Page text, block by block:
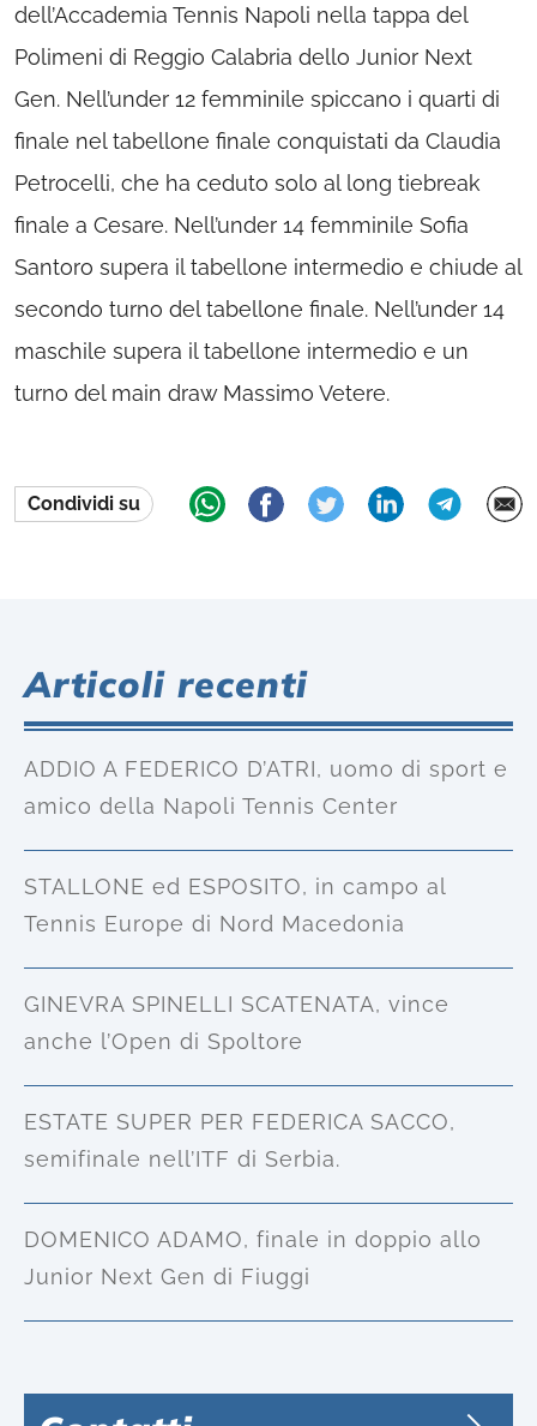
dell’Accademia Tennis Napoli nella tappa del
Polimeni di Reggio Calabria dello Junior Next
Gen. Nell’under 12 femminile spiccano i quarti di
finale nel tabellone finale conquistati da Claudia
Petrocelli, che ha ceduto solo al long tiebreak
finale a Cesare. Nell’under 14 femminile Sofia
Santoro supera il tabellone intermedio e chiude al
secondo turno del tabellone finale. Nell’under 14
maschile supera il tabellone intermedio e un
turno del main draw Massimo Vetere.
Condividi su
Articoli recenti
ADDIO A FEDERICO D’ATRI, uomo di sport e
amico della Napoli Tennis Center
STALLONE ed ESPOSITO, in campo al
Tennis Europe di Nord Macedonia
GINEVRA SPINELLI SCATENATA, vince
anche l’Open di Spoltore
ESTATE SUPER PER FEDERICA SACCO,
semifinale nell’ITF di Serbia.
DOMENICO ADAMO, finale in doppio allo
Junior Next Gen di Fiuggi